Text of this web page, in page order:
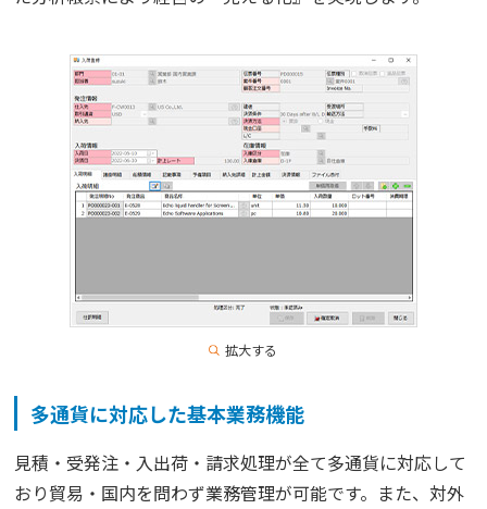
拡大する
多通貨に対応した基本業務機能
見積・受発注・入出荷・請求処理が全て多通貨に対応して
おり貿易・国内を問わず業務管理が可能です。また、対外